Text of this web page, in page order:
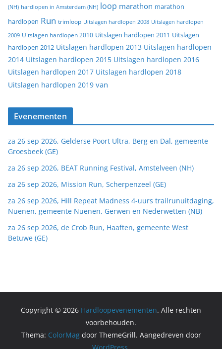
(NH) hardlopen in Amsterdam (NH) loop marathon marathon
hardlopen Run trimloop Uitslagen hardlopen 2008 Uitslagen hardlopen
2009 Uitslagen hardlopen 2010 Uitslagen hardlopen 2011 Uitslagen
hardlopen 2012 Uitslagen hardlopen 2013 Uitslagen hardlopen
2014 Uitslagen hardlopen 2015 Uitslagen hardlopen 2016
Uitslagen hardlopen 2017 Uitslagen hardlopen 2018
Uitslagen hardlopen 2019 van
Evenementen
za 26 sep 2026, Gelderse Poort Ultra, Berg en Dal, gemeente
Groesbeek (GE)
za 26 sep 2026, BEAT Running Festival, Amstelveen (NH)
za 26 sep 2026, Mission Run, Scherpenzeel (GE)
za 26 sep 2026, Hill Repeat Madness 4-uurs trailrunuitdaging,
Nuenen, gemeente Nuenen, Gerwen en Nederwetten (NB)
za 26 sep 2026, de Crob Run, Haaften, gemeente West
Betuwe (GE)
Copyright © 2026 Hardloopevenementen. Alle rechten
voorbehouden.
Thema: ColorMagdoor ThemeGrill. Aangedreven door